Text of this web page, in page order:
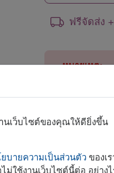
ฟรีจัดส่ง +
หมายเหตุ:
การจัด
จากที่เ
กับฤดูก
ราคาเ
จัดส่งไ
นเว็บไซต์ของคุณให้ดียิ่งขึ้น
บายความเป็นส่วนตัว ของเร
ใช้งานเว็บไซต์นี้ต่อ อย่างไ